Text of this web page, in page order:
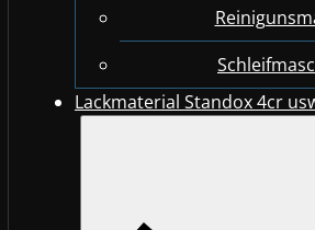
Lackmaterial Standox 4cr